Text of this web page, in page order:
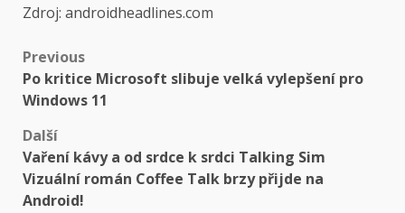
Zdroj: androidheadlines.com
Post
navigation
Previous
Po kritice Microsoft slibuje velká vylepšení pro
Windows 11
Další
Vaření kávy a od srdce k srdci Talking Sim
Vizuální román Coffee Talk brzy přijde na
Android!